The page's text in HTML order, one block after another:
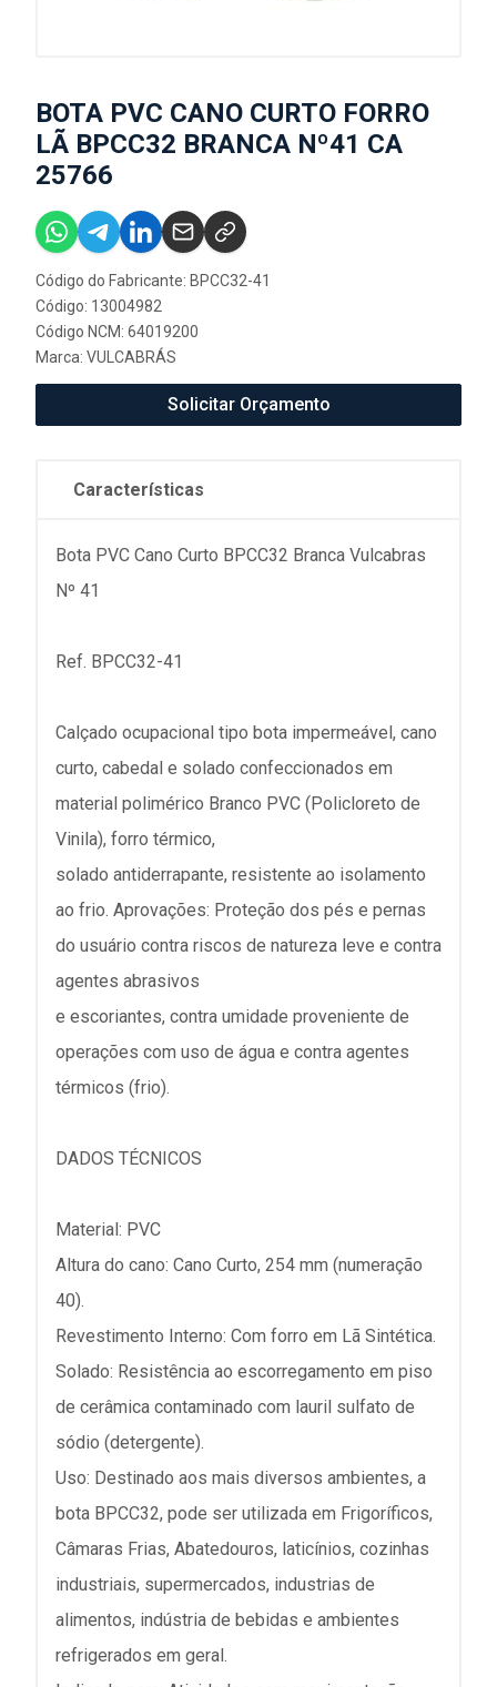
BOTA PVC CANO CURTO FORRO
LÃ BPCC32 BRANCA Nº41 CA
25766
Código do Fabricante: BPCC32-41
Código: 13004982
Código NCM: 64019200
Marca: VULCABRÁS
Solicitar Orçamento
Características
Bota PVC Cano Curto BPCC32 Branca Vulcabras
Nº 41
Ref. BPCC32-41
Calçado ocupacional tipo bota impermeável, cano
curto, cabedal e solado confeccionados em
material polimérico Branco PVC (Policloreto de
Vinila), forro térmico,
solado antiderrapante, resistente ao isolamento
ao frio. Aprovações: Proteção dos pés e pernas
do usuário contra riscos de natureza leve e contra
agentes abrasivos
e escoriantes, contra umidade proveniente de
operações com uso de água e contra agentes
térmicos (frio).
DADOS TÉCNICOS
Material: PVC
Altura do cano: Cano Curto, 254 mm (numeração
40).
Revestimento Interno: Com forro em Lã Sintética.
Solado: Resistência ao escorregamento em piso
de cerâmica contaminado com lauril sulfato de
sódio (detergente).
Uso: Destinado aos mais diversos ambientes, a
bota BPCC32, pode ser utilizada em Frigoríficos,
Câmaras Frias, Abatedouros, laticínios, cozinhas
industriais, supermercados, industrias de
alimentos, indústria de bebidas e ambientes
refrigerados em geral.